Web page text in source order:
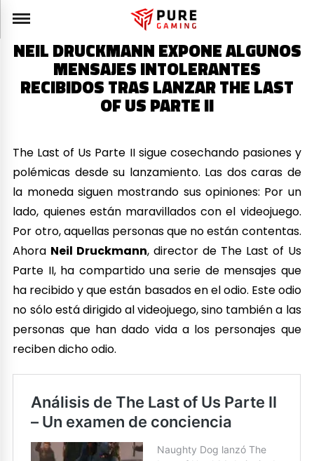
NEIL DRUCKMANN EXPONE ALGUNOS
MENSAJES INTOLERANTES
RECIBIDOS TRAS LANZAR THE LAST
OF US PARTE II
The Last of Us Parte II sigue cosechando pasiones y
polémicas desde su lanzamiento. Las dos caras de
la moneda siguen mostrando sus opiniones: Por un
lado, quienes están maravillados con el videojuego.
Por otro, aquellas personas que no están contentas.
Ahora Neil Druckmann, director de The Last of Us
Parte II, ha compartido una serie de mensajes que
ha recibido y que están basados en el odio. Este odio
no sólo está dirigido al videojuego, sino también a las
personas que han dado vida a los personajes que
reciben dicho odio.